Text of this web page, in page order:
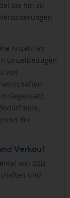
bis hin zu
Anzahl an
Einzelbeträgen
von
Gegensatz
der
Verkauf
von B2B-
und